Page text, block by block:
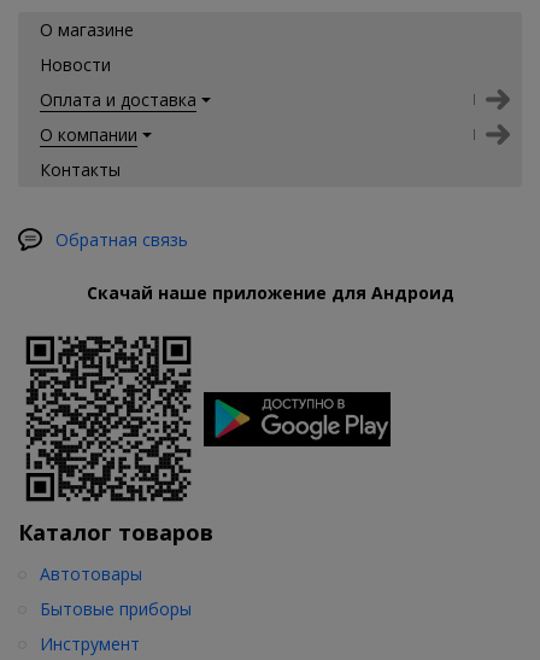
О магазине
Новости
Оплата и доставка
О компании
Контакты
Обратная связь
Скачай наше приложение для Андроид
Каталог товаров
Автотовары
Бытовые приборы
Инструмент